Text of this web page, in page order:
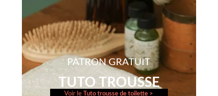
PATRON GRATUIT
TUTO TROUSSE
Voir leTuto trousse de toilette >